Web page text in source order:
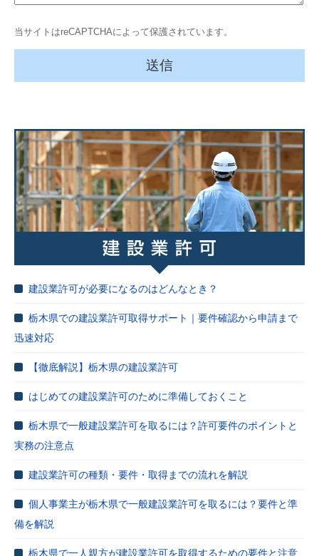
当サイトはreCAPTCHAによって保護されています。
建設業許可が必要になるのはどんなとき？
栃木県での建設業許可取得サポート｜要件確認から申請まで
迅速対応
【徹底解説】栃木県の建設業許可
はじめての建設業許可のために準備しておくこと
栃木県で一般建設業許可を取るには？許可要件のポイントと
実務の注意点
建設業許可の種類・要件・取得までの流れを解説
個人事業主が栃木県で一般建設業許可を取るには？要件と準
備を解説
栃木県で一人親方が建設業許可を取得するための要件と注意